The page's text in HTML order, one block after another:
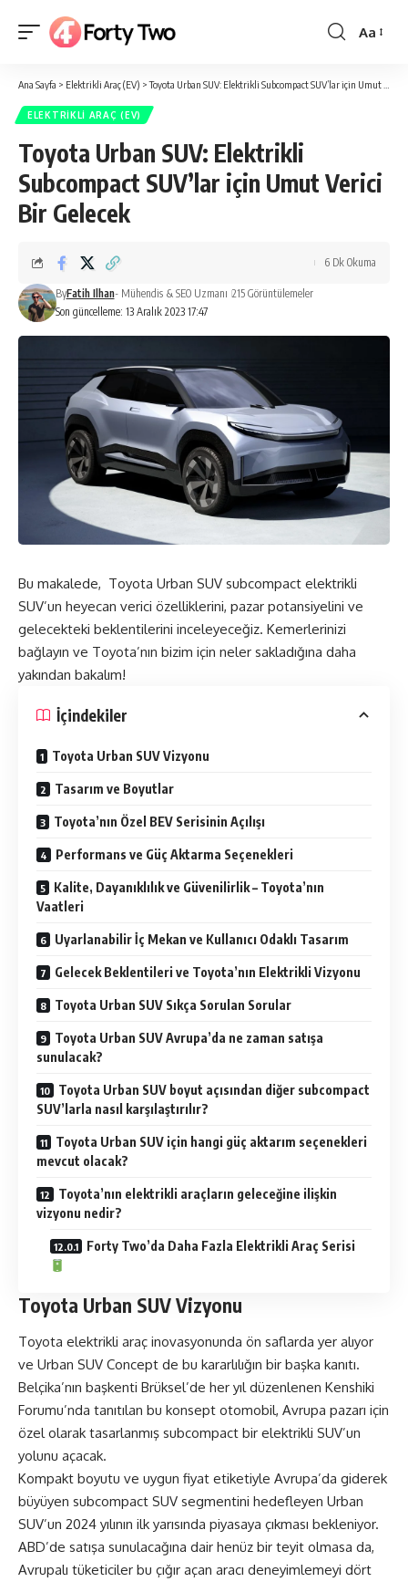
Yazı
Aa
Ana Sayfa > Elektrikli Araç (EV) >Toyota Urban SUV: Elektrikli Subcompact SUV’lar için Umut Verici Bir Gelecek
ELEKTRIKLI ARAÇ (EV)
Toyota Urban SUV: Elektrikli
Subcompact SUV’lar için Umut Verici
Bir Gelecek
Son güncelleme: 13 Aralık 2023 17:47
ByFatih Ilhan- Mühendis & SEO Uzmanı 215 Görüntülemeler
6 Dk Okuma
Bu makalede, Toyota Urban SUV subcompact elektrikli
SUV’un heyecan verici özelliklerini, pazar potansiyelini ve
gelecekteki beklentilerini inceleyeceğiz. Kemerlerinizi
bağlayın ve Toyota’nın bizim için neler sakladığına daha
yakından bakalım!
İçindekiler
Toyota Urban SUV Vizyonu
Tasarım ve Boyutlar
Toyota’nın Özel BEV Serisinin Açılışı
Performans ve Güç Aktarma Seçenekleri
Kalite, Dayanıklılık ve Güvenilirlik – Toyota’nın
Vaatleri
Uyarlanabilir İç Mekan ve Kullanıcı Odaklı Tasarım
Gelecek Beklentileri ve Toyota’nın Elektrikli Vizyonu
Toyota Urban SUV Sıkça Sorulan Sorular
Toyota Urban SUV Avrupa’da ne zaman satışa
sunulacak?
Toyota Urban SUV boyut açısından diğer subcompact
SUV’larla nasıl karşılaştırılır?
Toyota Urban SUV için hangi güç aktarım seçenekleri
mevcut olacak?
Toyota’nın elektrikli araçların geleceğine ilişkin
vizyonu nedir?
Forty Two’da Daha Fazla Elektrikli Araç Serisi
Toyota Urban SUV Vizyonu
Toyota elektrikli araç inovasyonunda ön saflarda yer alıyor
ve Urban SUV Concept de bu kararlılığın bir başka kanıtı.
Belçika’nın başkenti Brüksel’de her yıl düzenlenen Kenshiki
Forumu’nda tanıtılan bu konsept otomobil, Avrupa pazarı için
özel olarak tasarlanmış subcompact bir elektrikli SUV’un
yolunu açacak.
Kompakt boyutu ve uygun fiyat etiketiyle Avrupa’da giderek
büyüyen subcompact SUV segmentini hedefleyen Urban
SUV’un 2024 yılının ilk yarısında piyasaya çıkması bekleniyor.
ABD’de satışa sunulacağına dair henüz bir teyit olmasa da,
Avrupalı tüketiciler bu çığır açan aracı deneyimlemeyi dört